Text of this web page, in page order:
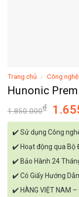
Trang chủ / Công
Hunonic
1.850.000₫
Giá
gốc
là:
✔️Sử dụng Công
✔️ Hoạt động qua Bộ
✔️ Bảo Hành 24
✔️ Có Giấy Hướng
✔️ HÀNG VIỆT NAM –